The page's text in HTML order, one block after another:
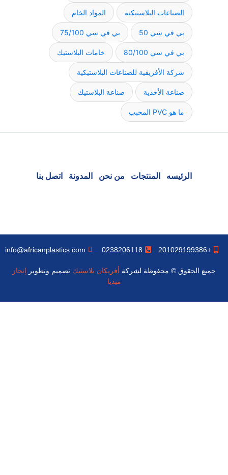
الصناعات البلاستيكية المواد الخام
بي في سي 50 بي في سي 75/100
بي في سي 80/100 خامات البلاستيك
شركة الأفريقية للصناعات البلاستيكية
صناعة الأحذية صناعة البلاستيك
ما هو PVC المحبب
الرئيسه المنتجات من نحن المدونة اتصل بنا
جميع الحقوق © محفوظة لشركة أفريكان بلاستيك تصميم وتطوير إنجاز
ميديا
+201029199386
0238206118
info@africanplastics.com